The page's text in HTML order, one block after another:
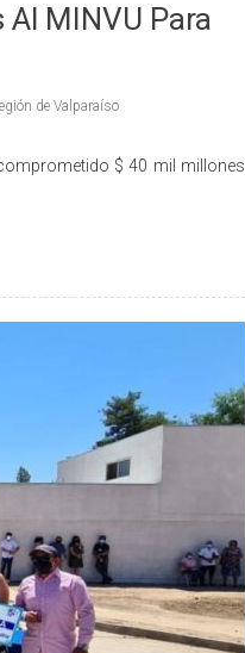
MINVU Para
de Valparaíso
$ 40 mil millones